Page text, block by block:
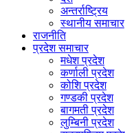
अन्तर्राष्ट्रिय
स्थानीय समाचार
राजनीति
प्रदेश समाचार
मधेश प्रदेश
कर्णाली प्रदेश
कोशि प्रदेश
गण्डकी प्रदेश
बागमती प्रदेश
लुम्बिनी प्रदेश